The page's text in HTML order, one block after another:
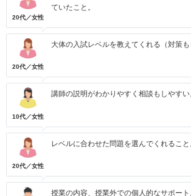
20代／女性
ていたこと。
20代／女性
大体の入試レベルを教えてくれる（対策も
10代／女性
講師の説明がわかりやすく相談もしやすい
20代／女性
レベルに合わせた問題を選んでくれること
授業の内容、授業外での個人的なサポート